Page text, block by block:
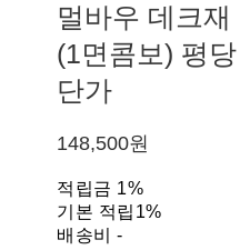
멀바우 데크재
(1면콤보) 평당
단가
148,500원
적립금 1%
기본 적립 1%
배송비-